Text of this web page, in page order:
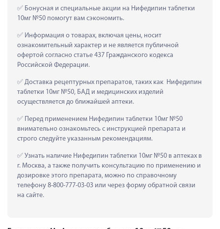
Бонусная и специальные акции на Нифедипин таблетки
10мг №50 помогут вам сэкономить.
Информация о товарах, включая цены, носит
ознакомительный характер и не является публичной
офертой согласно статье 437 Гражданского кодекса
Российской Федерации.
Доставка рецептурных препаратов, таких как  Нифедипин
таблетки 10мг №50, БАД и медицинских изделий
осуществляется до ближайшей аптеки.
Перед применением Нифедипин таблетки 10мг №50
внимательно ознакомьтесь с инструкцией препарата и
строго следуйте указанным рекомендациям.
Узнать наличие Нифедипин таблетки 10мг №50 в аптеках в
г. Москва, а также получить консультацию по применению и
дозировке этого препарата, можно по справочному
телефону 8-800-777-03-03 или через форму обратной связи
на сайте.